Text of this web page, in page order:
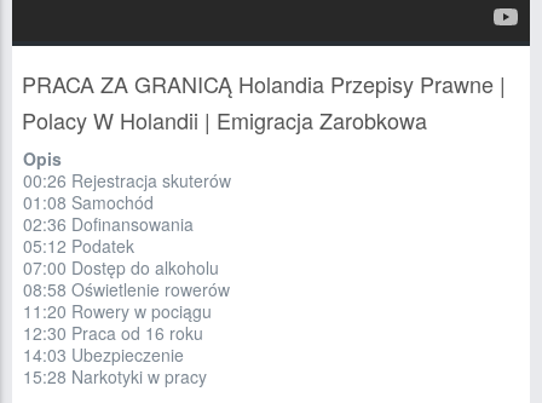
PRACA ZA GRANICĄ Holandia Przepisy Prawne |
Polacy W Holandii | Emigracja Zarobkowa
Opis
00:26 Rejestracja skuterów
01:08 Samochód
02:36 Dofinansowania
05:12 Podatek
07:00 Dostęp do alkoholu
08:58 Oświetlenie rowerów
11:20 Rowery w pociągu
12:30 Praca od 16 roku
14:03 Ubezpieczenie
15:28 Narkotyki w pracy